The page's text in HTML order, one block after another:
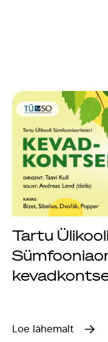
Tartu Ülikooli
Loe lähemalt